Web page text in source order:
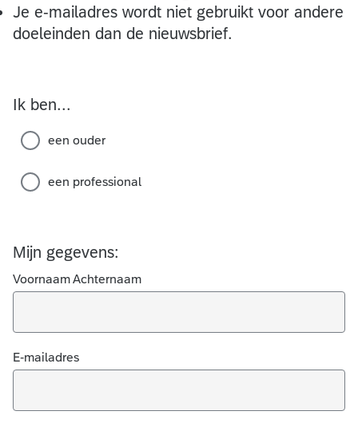
Je e-mailadres wordt niet gebruikt voor andere
doeleinden dan de nieuwsbrief.
Ik ben...
een ouder
een professional
Mijn gegevens:
Voornaam Achternaam
E-mailadres